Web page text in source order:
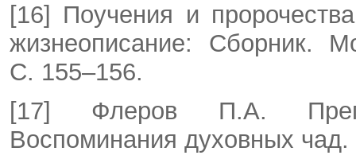
[16] Поучения и
жизнеописание: Сборник.
С. 155–156.
[17] Флеров П.А.
Воспоминания духовных